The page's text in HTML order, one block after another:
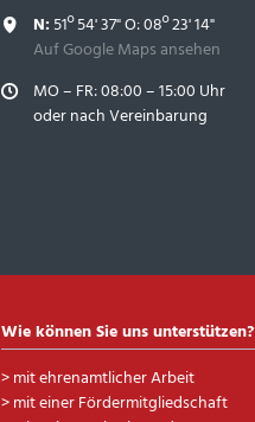
N: 51º 54' 37" O: 08º 23' 14"
Auf Google Maps ansehen
MO – FR: 08:00 – 15:00 Uhr
oder nach Vereinbarung
Wie können Sie uns unterstützen?
>mit ehrenamtlicher Arbeit
>mit einer Fördermitgliedschaft